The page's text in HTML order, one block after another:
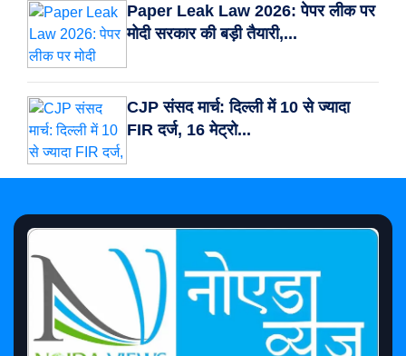
Paper Leak Law 2026: पेपर लीक पर
मोदी सरकार की बड़ी तैयारी,...
CJP संसद मार्च: दिल्ली में 10 से ज्यादा
FIR दर्ज, 16 मेट्रो...